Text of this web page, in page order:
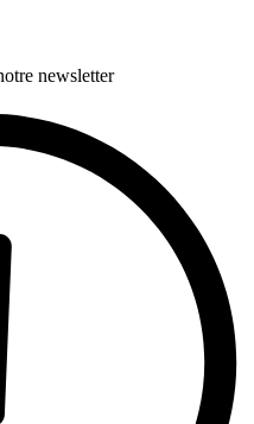
newsletter